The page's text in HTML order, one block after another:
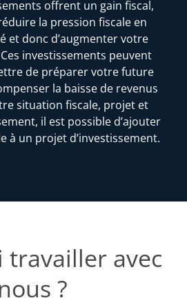
offrent un gain fiscal,
la pression fiscale en
et donc d’augmenter votre
investissements peuvent
de préparer votre future
la baisse de revenus
situation fiscale, projet et
il est possible d’ajouter
à un projet d’investissement.
travailler avec
nous ?